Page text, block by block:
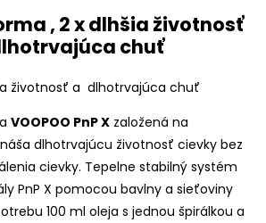
, 2 x dlhšia životnosť
chuť
VOOPOO PnP Xzaložená na
dlhotrvajúcu životnosť cievky bez
cievky. Tepelne stabilný systém
PnP X pomocou bavlny a sieťoviny
100 ml oleja s jednou špirálkou a